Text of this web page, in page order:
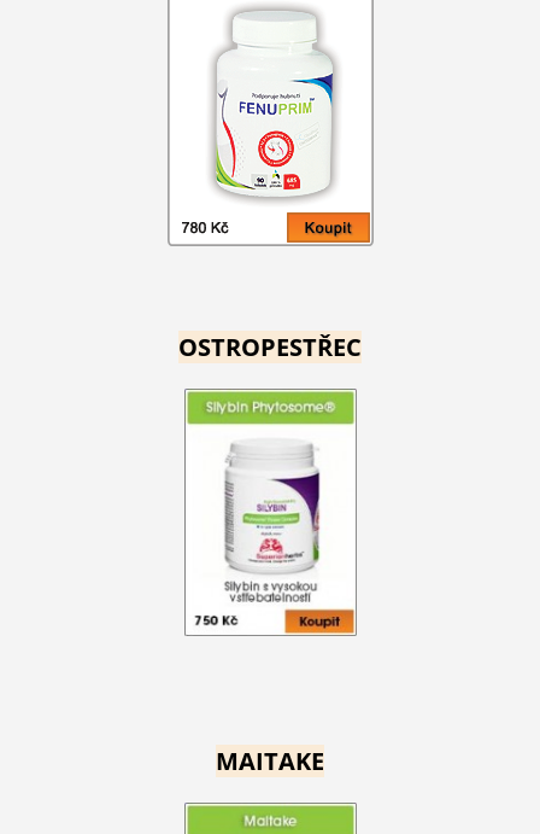
OSTROPESTŘEC
MAITAKE